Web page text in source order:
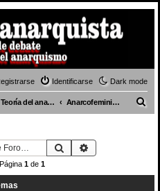
Dark mode
Identificarse
Teoría del anarquismo Anarcofeminismo
Buscar
1de 1